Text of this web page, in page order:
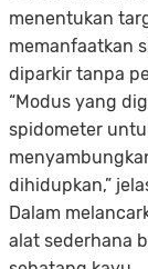
menentukan
memanfaatkan
diparkir tanpa
“Modus yang
spidometer
dihidupkan,”
Dalam
alat sederhana